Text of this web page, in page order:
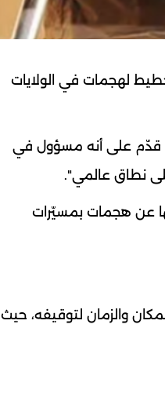
لهجمات في الولايات
قدّم على أنه مسؤول في
نطاق عالمي".
عن هجمات بمسيّرات
والزمان لتوقيفه، حيث